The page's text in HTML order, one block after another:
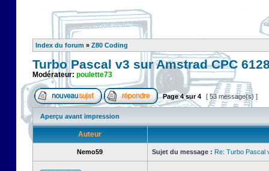
Index du forum » Z80 Coding
Turbo Pascal v3 sur Amstrad CPC
Modérateur: poulette73
Page4sur4 [ 53 message(s) ]
Aperçu avant impression
Auteur
Nemo59 Sujet du message : Re: Turbo Pascal